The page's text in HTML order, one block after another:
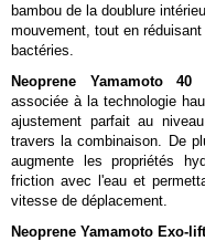
bambou de la doublure
mouvement, tout en
bactéries.
Neoprene Yamamoto 40
associée à la technologie
ajustement parfait au
travers la combinaison. De
augmente les propriétés
friction avec l'eau et
vitesse de déplacement.
Neoprene Yamamoto Exo-lift